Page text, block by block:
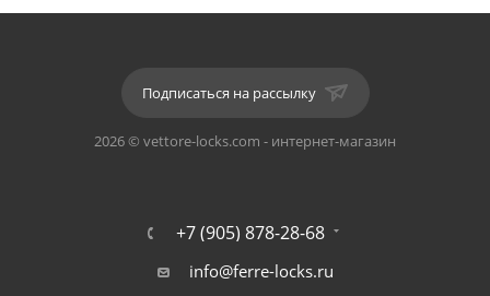
ручкой, с внешней – заглушкой для аварийного
Длина: 50 мм. Толщина:10 мм.
Материал: алюминиевый сплав.
Подписаться на рассылку
2026 © vettore-locks.com - интернет-магазин
+7 (905) 878-28-68
info@ferre-locks.ru